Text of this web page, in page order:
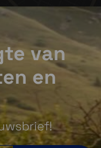
via zonne-
en
met
van
en